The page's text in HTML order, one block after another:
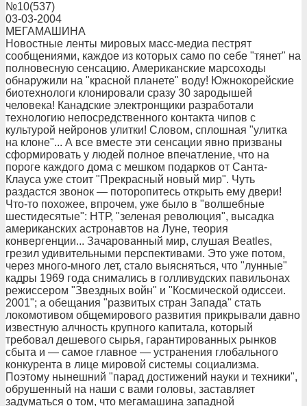
№10(537)
03-03-2004
МЕГАМАШИНА
Новостные ленты мировых масс-медиа пестрят
сообщениями, каждое из которых само по себе "тянет" на
полновесную сенсацию. Американские марсоходы
обнаружили на "красной планете" воду! Южнокорейские
биотехнологи клонировали сразу 30 зародышей
человека! Канадские электронщики разработали
технологию непосредственного контакта чипов с
культурой нейронов улитки! Словом, сплошная "улитка
на клоне"... А все вместе эти сенсации явно призваны
сформировать у людей полное впечатление, что на
пороге каждого дома с мешком подарков от Санта-
Клауса уже стоит "Прекрасный новый мир". Чуть
раздастся звонок — поторопитесь открыть ему двери!
Что-то похожее, впрочем, уже было в "волшебные
шестидесятые": НТР, "зеленая революция", высадка
американских астронавтов на Луне, теория
конвергенции... Зачарованный мир, слушая Beatles,
грезил удивительными перспективами. Это уже потом,
через много-много лет, стало выясняться, что "лунные"
кадры 1969 года снимались в голливудских павильонах
режиссером "Звездных войн" и "Космической одиссеи.
2001"; а обещания "развитых стран Запада" стать
локомотивом общемирового развития прикрывали давно
известную алчность крупного капитала, который
требовал дешевого сырья, гарантированных рынков
сбыта и — самое главное — устранения глобального
конкурента в лице мировой системы социализма.
Поэтому нынешний "парад достижений науки и техники",
обрушенный на наши с вами головы, заставляет
задуматься о том, что мегамашина западной